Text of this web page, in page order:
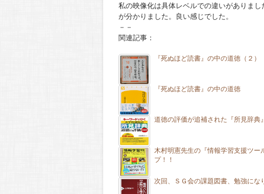
私の映像化は具体レベルでの違いがありま
が分かりました。良い感じでした。
－－
関連記事：
『死ぬほど読書』の中の道徳（２）
『死ぬほど読書』の中の道徳
道徳の評価が追補された『所見辞典
木村明憲先生の『情報学習支援ツー
プ！！
次回、ＳＧ会の課題図書、勉強にな